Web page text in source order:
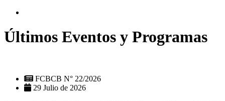
Últimos Eventos y Programas
FCBCB N° 22/2026
29 Julio de 2026